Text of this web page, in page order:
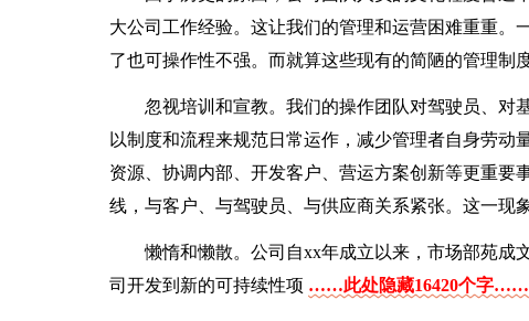
大公司工作经验。这让我们的管理和运营困难重重。
了也可操作性不强。而就算这些现有的简陋的管理制
忽视培训和宣教。我们的操作团队对驾驶员、对
以制度和流程来规范日常运作，减少管理者自身劳
资源、协调内部、开发客户、营运方案创新等更重要
线，与客户、与驾驶员、与供应商关系紧张。这一现
懒惰和懒散。公司自xx年成立以来，市场部苑成
司开发到新的可持续性项 ……此处隐藏16420个字……